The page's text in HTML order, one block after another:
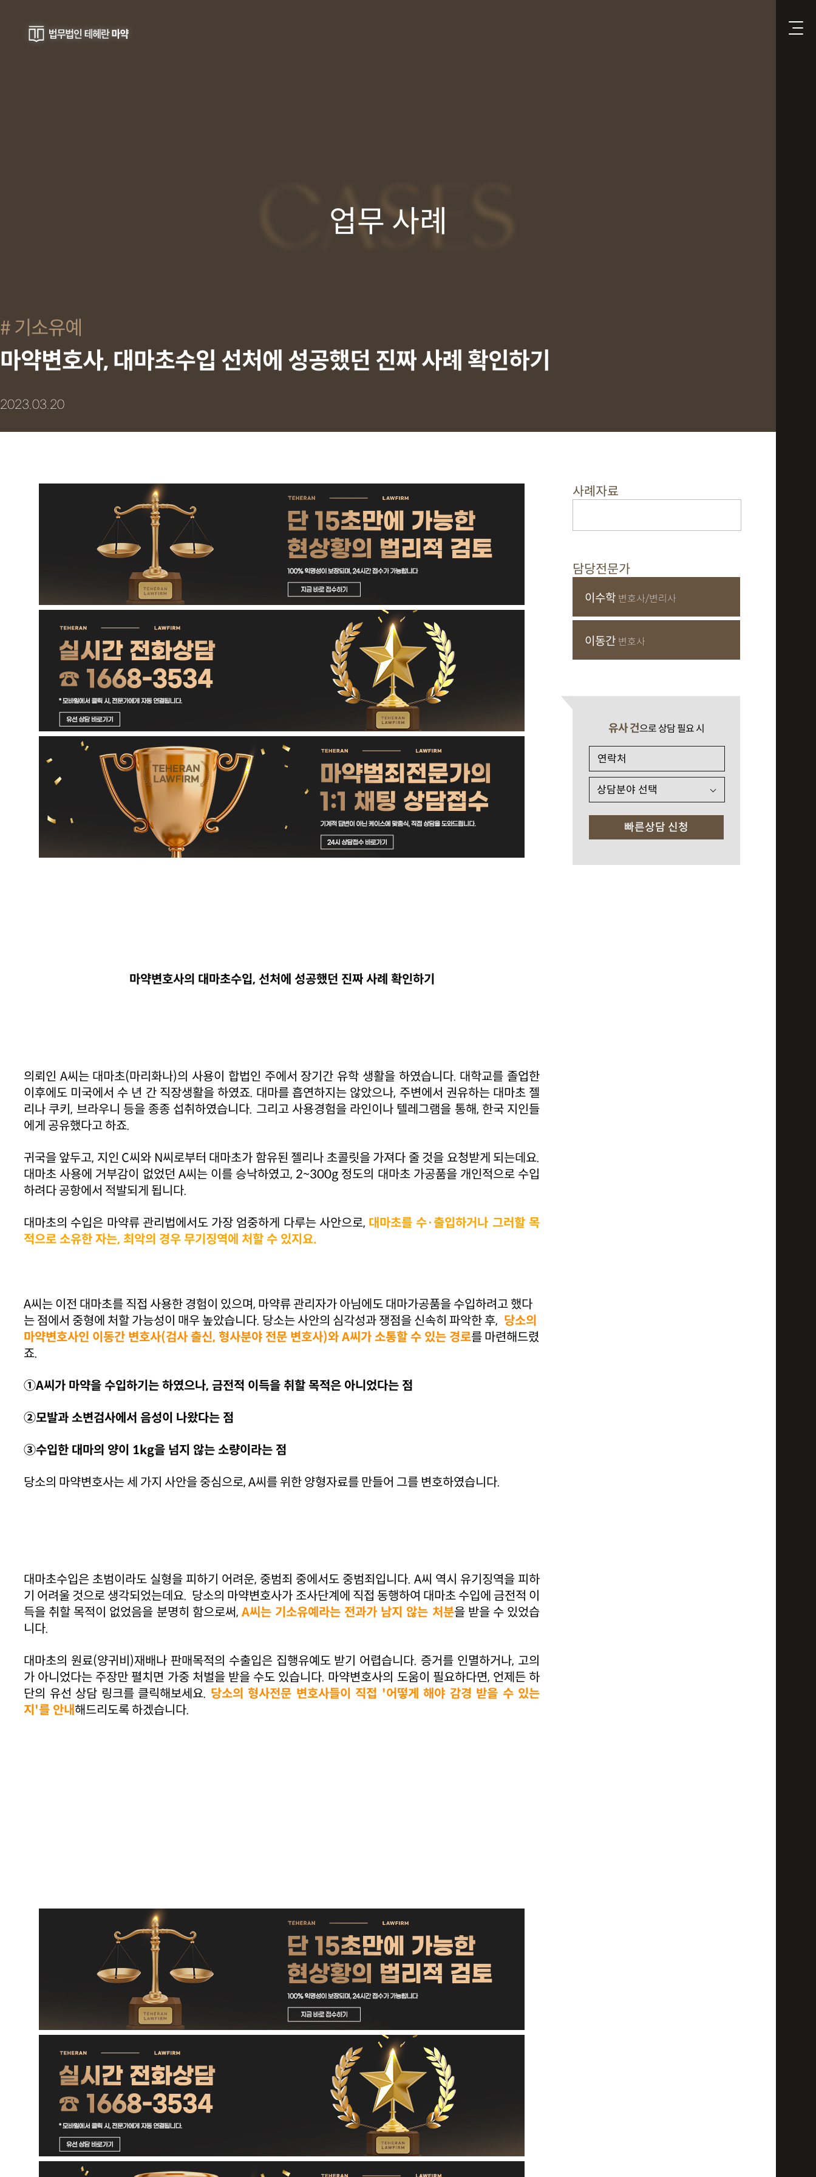
CASES
업무 사례
기소유예
마약변호사, 대마초수입 선처에 성공했던 진짜 사례 확인하기
2023.03.20
마약변호사의 대마초수입, 선처에 성공했던 진짜 사례 확인하기
의뢰인 A씨는 대마초(마리화나)의 사용이 합법인 주에서 장기간 유학 생활을 하였습니다. 대학교를 졸업한
이후에도 미국에서 수 년 간 직장생활을 하였죠. 대마를 흡연하지는 않았으나, 주변에서 권유하는 대마초 젤
리나 쿠키, 브라우니 등을 종종 섭취하였습니다. 그리고 사용경험을 라인이나 텔레그램을 통해, 한국 지인들
에게 공유했다고 하죠.
귀국을 앞두고, 지인 C씨와 N씨로부터 대마초가 함유된 젤리나 초콜릿을 가져다 줄 것을 요청받게 되는데요.
대마초 사용에 거부감이 없었던 A씨는 이를 승낙하였고, 2~300g 정도의 대마초 가공품을 개인적으로 수입
하려다 공항에서 적발되게 됩니다.
대마초의 수입은 마약류 관리법에서도 가장 엄중하게 다루는 사안으로, 대마초를 수·출입하거나 그러할 목
적으로 소유한 자는, 최악의 경우 무기징역에 처할 수 있지요.
A씨는 이전 대마초를 직접 사용한 경험이 있으며, 마약류 관리자가 아님에도 대마가공품을 수입하려고 했다
는 점에서 중형에 처할 가능성이 매우 높았습니다. 당소는 사안의 심각성과 쟁점을 신속히 파악한 후, 당소의
마약변호사인 이동간 변호사(검사 출신, 형사분야 전문 변호사)와 A씨가 소통할 수 있는 경로를 마련해드렸
죠.
①A씨가 마약을 수입하기는 하였으나, 금전적 이득을 취할 목적은 아니었다는 점
②모발과 소변검사에서 음성이 나왔다는 점
③수입한 대마의 양이 1kg을 넘지 않는 소량이라는 점
당소의 마약변호사는 세 가지 사안을 중심으로, A씨를 위한 양형자료를 만들어 그를 변호하였습니다.
대마초수입은 초범이라도 실형을 피하기 어려운, 중범죄 중에서도 중범죄입니다. A씨 역시 유기징역을 피하
기 어려울 것으로 생각되었는데요. 당소의 마약변호사가 조사단계에 직접 동행하여 대마초 수입에 금전적 이
득을 취할 목적이 없었음을 분명히 함으로써, A씨는 기소유예라는 전과가 남지 않는 처분을 받을 수 있었습
니다.
대마초의 원료(양귀비)재배나 판매목적의 수출입은 집행유예도 받기 어렵습니다. 증거를 인멸하거나, 고의
가 아니었다는 주장만 펼치면 가중 처벌을 받을 수도 있습니다. 마약변호사의 도움이 필요하다면, 언제든 하
단의 유선 상담 링크를 클릭해보세요. 당소의 형사전문 변호사들이 직접 '어떻게 해야 감경 받을 수 있는
지'를 안내해드리도록 하겠습니다.
사례자료
담당전문가
이수학 변호사/변리사
이동간 변호사
유사 건으로 상담 필요 시